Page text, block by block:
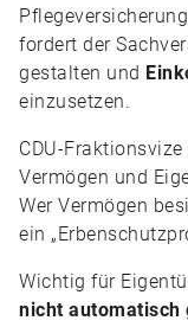
fordert der
gestalten und
einzusetzen.
CDU-
Vermögen und
Wer Vermögen
ein
Wichtig für
nicht automatisch